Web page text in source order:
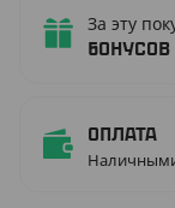
За эту
бонусов
Оплата